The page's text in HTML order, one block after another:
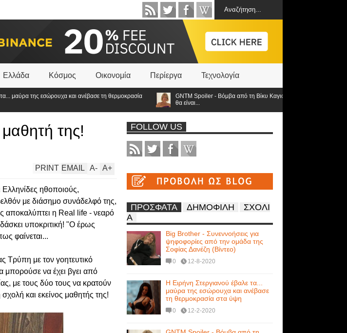
Ελλάδα Κόσμος Οικονομία Περίεργα Τεχνολογία
της εσώρουχα και ανέβασε τη θερμοκρασία
GNTM Spoiler - Βόμβα από τη Βίκυ Καγιά ανατρέπει τα πάντα: Στον τελικό
θα είναι...
της!
A+
A-
EMAIL
PRINT
Ελληνίδες ηθοποιούς,
με διάσημο συνάδελφό της,
αποκαλύπτει η Real life - νεαρό
υποκριτική! "Ο έρως
φαίνεται...
Τρύπη με τον γοητευτικό
να έχει βγει από
με τους δύο τους να κρατούν
και εκείνος μαθητής της!
FOLLOW US
ΠΡΟΣΦΑΤΑ ΔΗΜΟΦΙΛΗ
ΣΧΟΛΙ
Α
Big Brother - Συνεννοήσεις για
ψηφοφορίες από την ομάδα της
Σοφίας Δανέζη (Βίντεο)
0 12-8-2020
Η Ειρήνη Στεργιανού έβαλε τα...
μαύρα της εσώρουχα και ανέβασε
τη θερμοκρασία στα ύψη
0 12-2-2020